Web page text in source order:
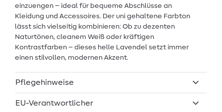
einzuengen – ideal für bequeme Abschlüsse an
Kleidung und Accessoires. Der uni gehaltene Farbton
lässt sich vielseitig kombinieren: Ob zu dezenten
Naturtönen, cleanem Weiß oder kräftigen
Kontrastfarben – dieses helle Lavendel setzt immer
einen stilvollen, modernen Akzent.
Pflegehinweise
EU-Verantwortlicher